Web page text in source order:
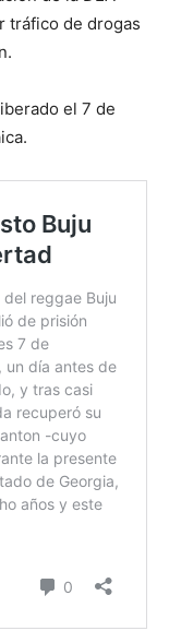
tráfico de drogas
el 7 de